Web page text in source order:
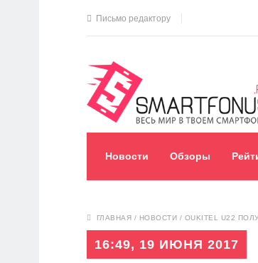
Письмо редактору
Новости Обзоры
ГЛАВНАЯ / НОВОСТИ / OUKITEL U22
16:49, 19 ИЮНЯ 2017